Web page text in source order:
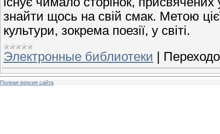
знайти щось на свій смак. Метою
культури, зокрема поезії, у світі.
Электронные библиотеки
Полная версия сайта